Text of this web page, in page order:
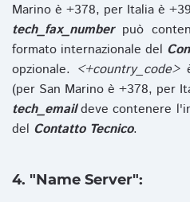
Marino è +378, per Italia è
tech_fax_numberpuò
formato internazionale del
opzionale. <+country_code>
(per San Marino è +378, per
tech_emaildeve contenere
del Contatto Tecnico.
4. "Name Server":